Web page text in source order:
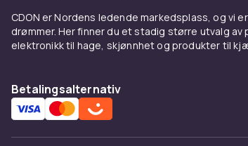
CDON er Nordens ledende markedsplass, og vi
drømmer. Her finner du et stadig større utvalg
elektronikk til hage, skjønnhet og produkter til
Betalingsalternativ